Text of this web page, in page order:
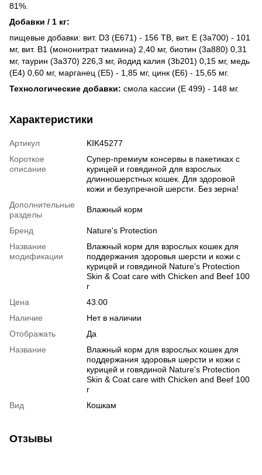
81%.
Добавки / 1 кг:
пищевые добавки: вит. D3 (E671) - 156 ТВ, вит. E (3a700) - 101
мг, вит. B1 (мононитрат тиамина) 2,40 мг, биотин (3a880) 0,31
мг, таурин (3a370) 226,3 мг, йодид калия (3b201) 0,15 мг, медь
(E4) 0,60 мг, марганец (E5) - 1,85 мг, цинк (E6) - 15,65 мг.
Технологические добавки: смола кассии (E 499) - 148 мг.
Характеристики
Артикул
KIK45277
Короткое
описание
Супер-премиум консервы в пакетиках с
курицей и говядиной для взрослых
длинношерстных кошек. Для здоровой
кожи и безупречной шерсти. Без зерна!
Дополнительные
разделы
Влажный корм
Бренд
Nature's Protection
Название
модификации
Влажный корм для взрослых кошек для
поддержания здоровья шерсти и кожи с
курицей и говядиной Nature's Protection
Skin & Сoat care with Chicken and Beef 100
г
Цена
43.00
Наличие
Нет в наличии
Отображать
Да
Название
Влажный корм для взрослых кошек для
поддержания здоровья шерсти и кожи с
курицей и говядиной Nature's Protection
Skin & Сoat care with Chicken and Beef 100
г
Вид
Кошкам
Отзывы